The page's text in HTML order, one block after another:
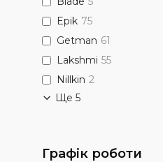
Epik 75
Getman 61
Lakshmi 55
Nillkin 2
Ще 5
Графік роботи